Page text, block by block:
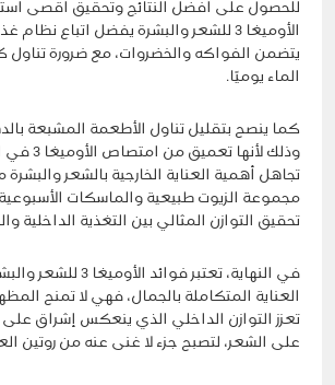
للحصول على أفضل النتائج وتحقيق أقصى
الأوميغا 3 للشعر والبشرة
يفضل اتباع نظام
يتضمن الفواكه والخضروات، مع ضرورة
الماء يوميًا.
كما ينصح بتقليل تناول الأطعمة المشبعة
وذلك لأنها
تجاهل أهمية العناية الخارجية بالشعر
مجموعة الزيوت طبيعية والماسكات
تحقيق التوازن المثالي بين التغذية الداخلية
في النهاية، تعتبر فوائد
العناية المتكاملة بالجمال، فهي لا تمنح
تعزز التوازن الداخلي الذي ينعكس إشراق
على الشعر، لتصبح جزء لا غنى عنه من روتين